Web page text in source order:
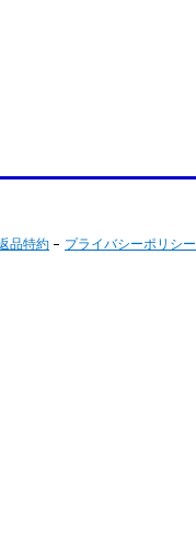
品特約 プライバシーポリシー